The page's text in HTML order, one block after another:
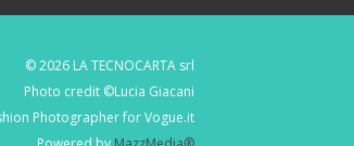
© 2026 LA TECNOCARTA srl
Photo credit ©Lucia Giacani
Photographer for Vogue.it